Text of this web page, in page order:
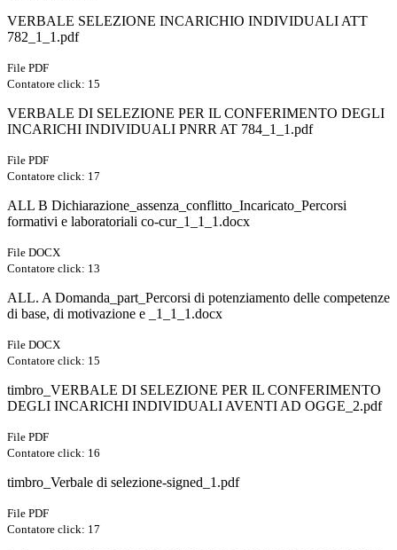
VERBALE SELEZIONE INCARICHIO INDIVIDUALI ATT
782_1_1.pdf
File PDF
Contatore click: 15
VERBALE DI SELEZIONE PER IL CONFERIMENTO DEGLI
INCARICHI INDIVIDUALI PNRR AT 784_1_1.pdf
File PDF
Contatore click: 17
ALL B Dichiarazione_assenza_conflitto_Incaricato_Percorsi
formativi e laboratoriali co-cur_1_1_1.docx
File DOCX
Contatore click: 13
ALL. A Domanda_part_Percorsi di potenziamento delle competenze
di base, di motivazione e _1_1_1.docx
File DOCX
Contatore click: 15
timbro_VERBALE DI SELEZIONE PER IL CONFERIMENTO
DEGLI INCARICHI INDIVIDUALI AVENTI AD OGGE_2.pdf
File PDF
Contatore click: 16
timbro_Verbale di selezione-signed_1.pdf
File PDF
Contatore click: 17